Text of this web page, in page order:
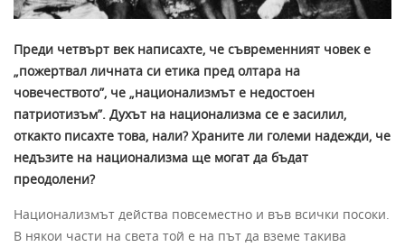
Преди четвърт век написахте, че съвременният човек е
„пожертвал личната си етика пред олтара на
човечеството”, че „национализмът е недостоен
патриотизъм”. Духът на национализма се е засилил,
откакто писахте това, нали? Храните ли големи надежди, че
недъзите на национализма ще могат да бъдат
преодолени?
Национализмът действа повсеместно и във всички посоки.
В някои части на света той е на път да вземе такива